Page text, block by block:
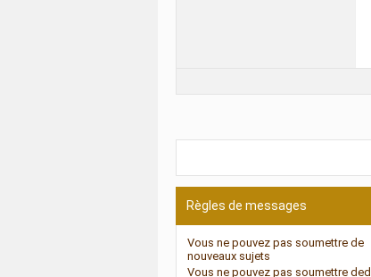
Règles de messages
Vous ne pouvez pas soumettre de
nouveaux sujets
Vous ne pouvez pas soumettre ded